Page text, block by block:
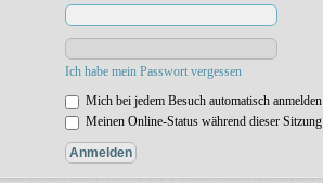
Ich habe mein Passwort vergessen
Mich bei jedem Besuch automatisch anmelden
Meinen Online-Status während dieser